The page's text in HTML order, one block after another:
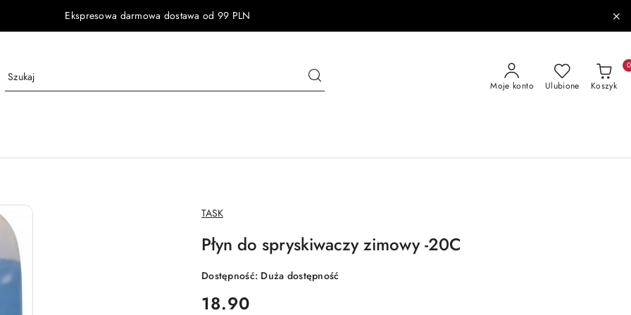
Ekspresowa darmowa dostawa od 99 PLN
Moje konto Ulubione Koszyk
0
NAZWA
PRODUCENTA:
TASK
Płyn do spryskiwaczy zimowy -20C
Dostępność: Duża dostępność
cena:
18.90